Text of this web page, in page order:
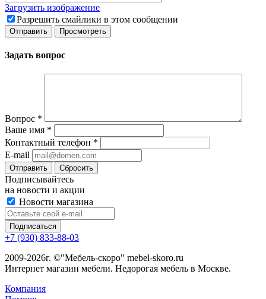
Загрузить изображение
Разрешить смайлики в этом сообщении
Задать вопрос
Вопрос *
Ваше имя *
Контактный телефон *
E-mail
Сбросить
Подписывайтесь
на новости и акции
Новости магазина
+7 (930) 833-88-03
2009-2026г. ©"Мебель-скоро" mebel-skoro.ru
Интернет магазин мебели. Недорогая мебель в Москве.
Компания